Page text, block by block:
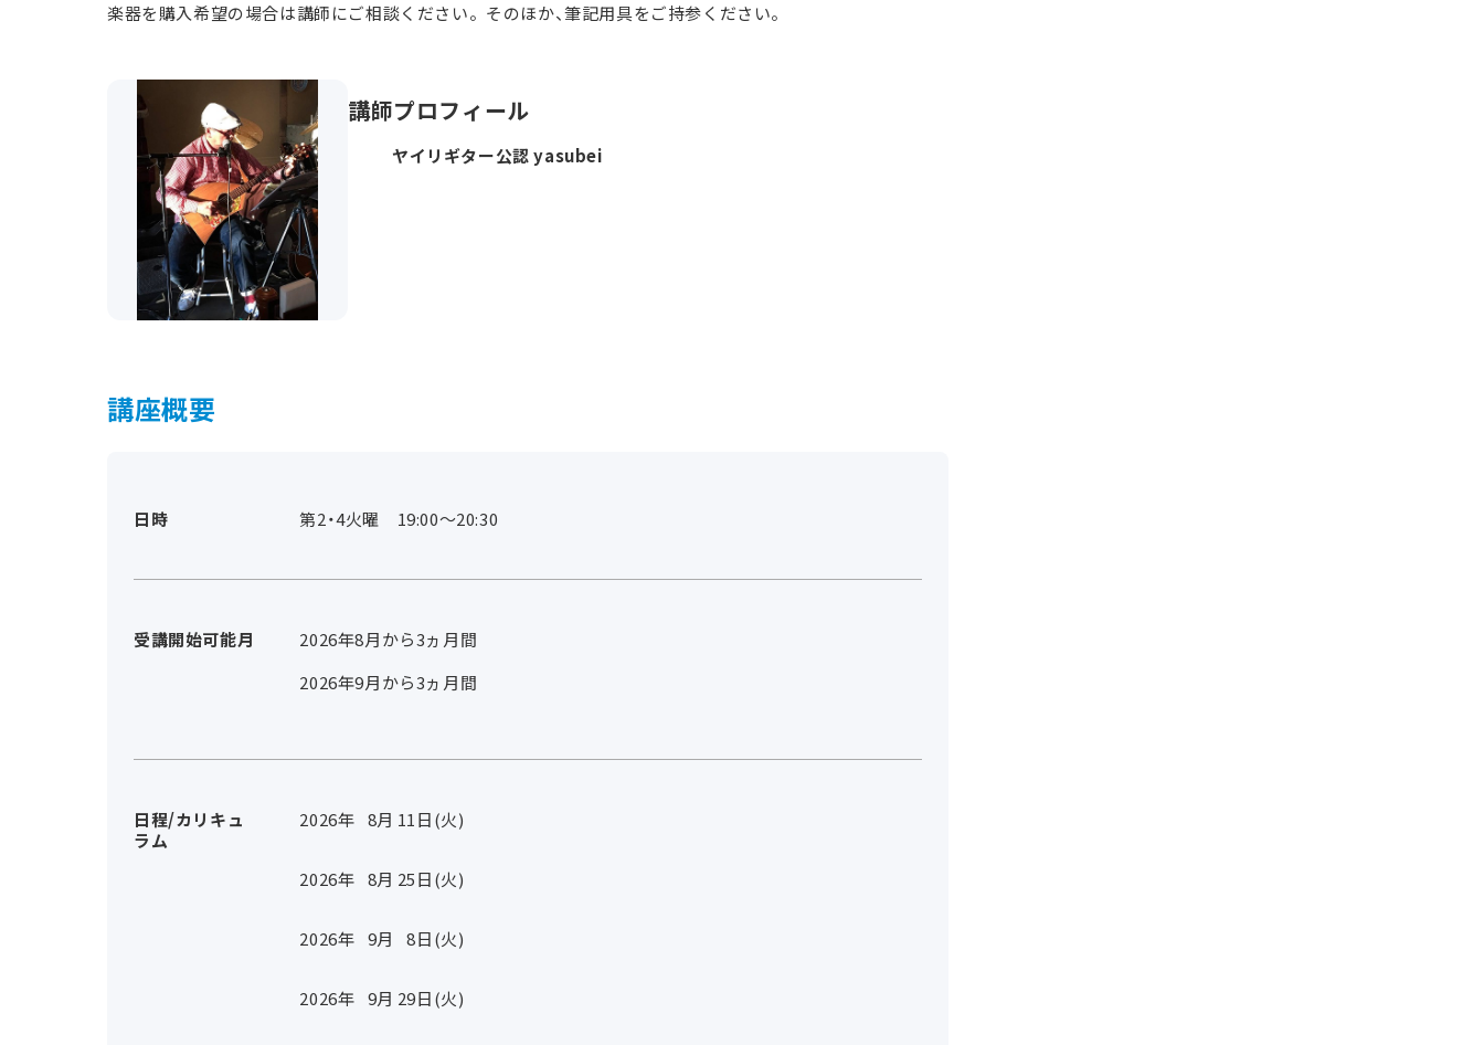
楽器を購入希望の場合は講師にご相談ください。そのほか、筆記用具をご持参ください。
講師プロフィール
ヤイリギター公認 yasubei
講座概要
日時 第2・4火曜 19:00～20:30
受講開始可能月
2026年8月から3ヵ月間
2026年9月から3ヵ月間
日程/カリキュ
ラム
2026年 8月 11 日(火)
2026年 8月 25日(火)
2026年 9月 8日(火)
2026年 9月 29日(火)